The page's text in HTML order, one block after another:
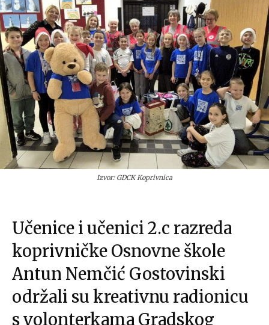
Izvor: GDCK Koprivnica
Učenice i učenici 2.c razreda
koprivničke Osnovne škole
Antun Nemčić Gostovinski
održali su kreativnu radionicu
s volonterkama Gradskog